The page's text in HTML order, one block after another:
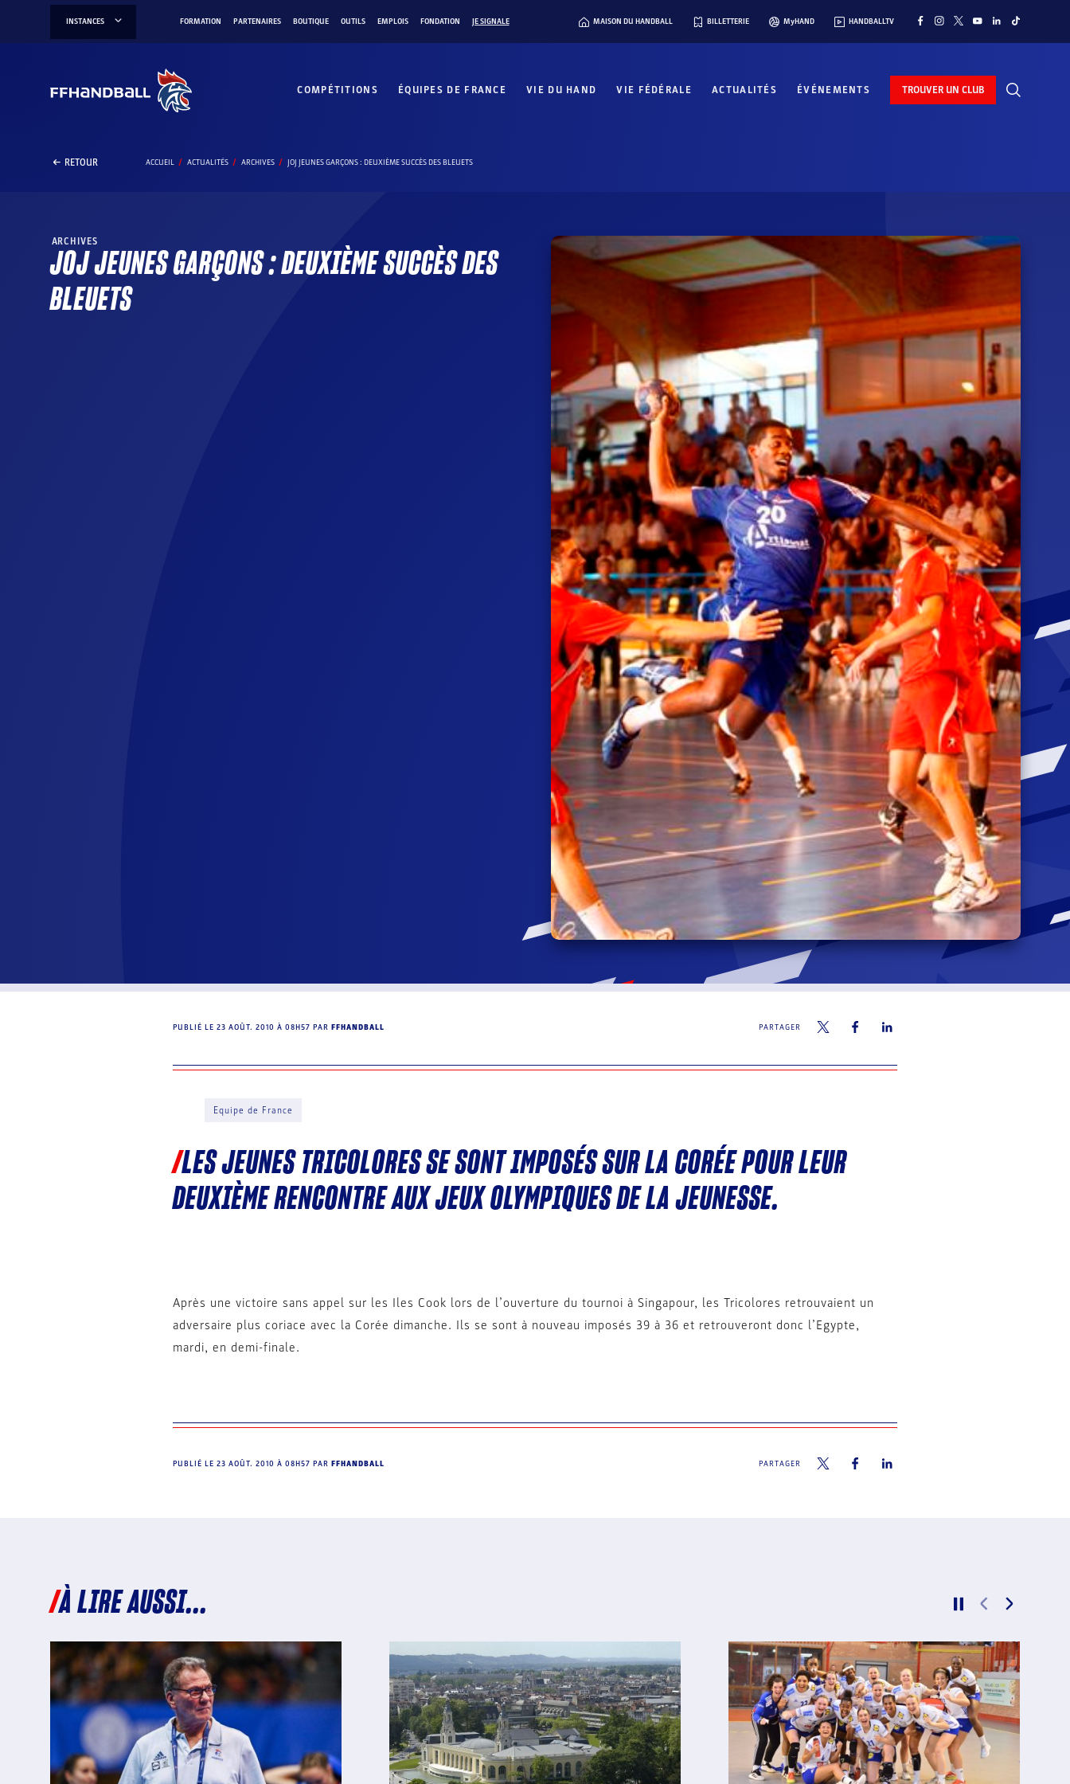
INSTANCES FORMATION PARTENAIRES BOUTIQUE OUTILS EMPLOIS FONDATION JE SIGNALE MAISON DU HANDBALL BILLETTERIE MyHAND HANDBALLTV
COMPÉTITIONS ÉQUIPES DE FRANCE VIE DU HAND VIE FÉDÉRALE ACTUALITÉS ÉVÉNEMENTS TROUVER UN CLUB
RETOUR ACCUEIL ACTUALITÉS ARCHIVES JOJ JEUNES GARÇONS : DEUXIÈME SUCCÈS DES BLEUETS
ARCHIVES
JOJ JEUNES GARÇONS : DEUXIÈME SUCCÈS DES
BLEUETS
PUBLIÉ LE 23 AOÛT. 2010 À 08H57 PAR FFHANDBALL PARTAGER
Equipe de France
LES JEUNES TRICOLORES SE SONT IMPOSÉS SUR LA CORÉE POUR LEUR
DEUXIÈME RENCONTRE AUX JEUX OLYMPIQUES DE LA JEUNESSE.
Après une victoire sans appel sur les Iles Cook lors de l’ouverture du tournoi à Singapour, les Tricolores retrouvaient un
adversaire plus coriace avec la Corée dimanche. Ils se sont à nouveau imposés 39 à 36 et retrouveront donc l’Egypte,
mardi, en demi-finale.
PUBLIÉ LE 23 AOÛT. 2010 À 08H57 PAR FFHANDBALL PARTAGER
À LIRE AUSSI...